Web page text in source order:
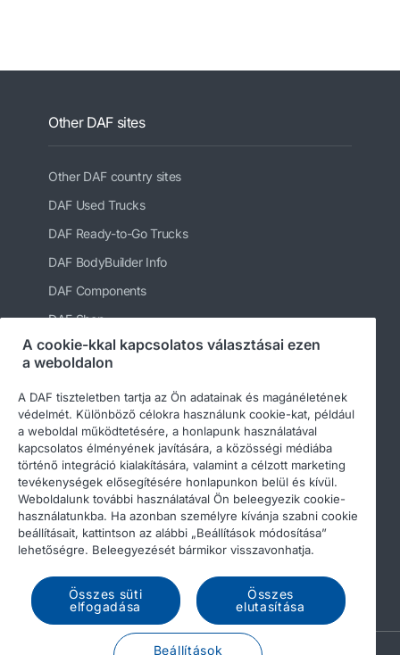
Other DAF sites
Other DAF country sites
DAF Used Trucks
DAF Ready-to-Go Trucks
DAF BodyBuilder Info
DAF Components
DAF Shop
© 2026 DAF Legal notice
Privacy statement
Terms & Conditions
DAF and cookies
A cookie-kkal kapcsolatos választásai ezen
a weboldalon
A DAF tiszteletben tartja az Ön adatainak és magánéletének
védelmét. Különböző célokra használunk cookie-kat, például
a weboldal működtetésére, a honlapunk használatával
kapcsolatos élményének javítására, a közösségi médiába
történő integráció kialakítására, valamint a célzott marketing
tevékenységek elősegítésére honlapunkon belül és kívül.
Weboldalunk további használatával Ön beleegyezik cookie-
használatunkba. Ha azonban személyre kívánja szabni cookie
beállításait, kattintson az alábbi „Beállítások módosítása”
lehetőségre. Beleegyezését bármikor visszavonhatja.
Összes süti
elfogadása
Összes
elutasítása
Beállítások